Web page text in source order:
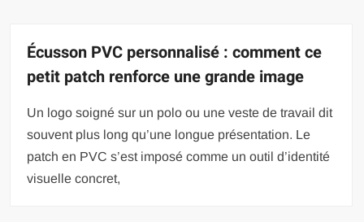
Écusson PVC personnalisé : comment ce
petit patch renforce une grande image
Un logo soigné sur un polo ou une veste de travail dit
souvent plus long qu’une longue présentation. Le
patch en PVC s’est imposé comme un outil d’identité
visuelle concret,